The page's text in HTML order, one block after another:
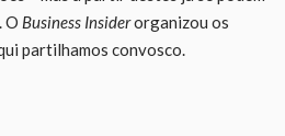
O Business Insiderorganizou os
partilhamos convosco.